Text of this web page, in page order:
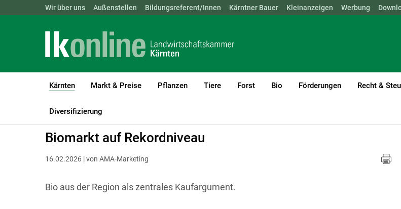
Landwirtschaftskammern: ÖSTERREICH BGLD KTN NÖ OÖ SBG STMK TIROL VBG WIEN
Wir über uns Außenstellen Bildungsreferent/Innen Kärntner Bauer Kleinanzeigen Werbung
Kärnten
(current)1
Markt & Preise Pflanzen Tiere Forst Bio Förderungen Recht &
Diversifizierung
LK Kärnten Kärnten
Biomarkt auf Rekordniveau
16.02.2026 | von AMA-Marketing
Bio aus der Region als zentrales Kaufargument.